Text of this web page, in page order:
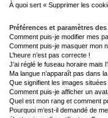
À quoi sert « Supprimer les
Préférences et paramètres
Comment puis-je modifier mes
Comment puis-je masquer mon
L’heure n’est pas correcte !
J’ai réglé le fuseau horaire mais
Ma langue n’apparaît pas dans
Que signifient les images
Comment puis-je afficher un
Quel est mon rang et comment
Pourquoi m’est-il demandé de